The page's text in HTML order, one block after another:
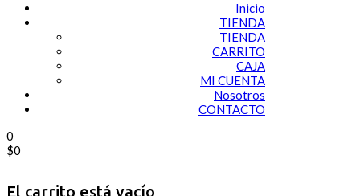
Inicio
TIENDA
TIENDA
CARRITO
CAJA
MI CUENTA
Nosotros
CONTACTO
0
$0
El carrito está vacío